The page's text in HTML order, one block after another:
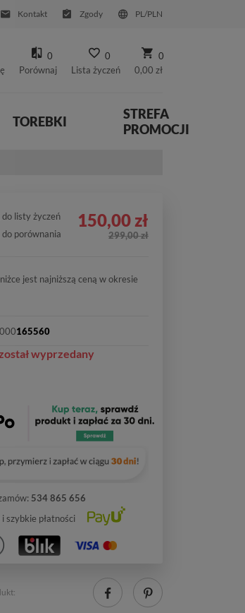
Kontakt Zgody PL/PLN
0
Porównaj
0
Lista życzeń
0
0,00 zł
TOREBKI
STREFA
PROMOCJI
do listy życzeń
do porównania
150,00 zł
299,00 zł
jest najniższą ceną w okresie
165560
wyprzedany
534 865 656
i szybkie płatności